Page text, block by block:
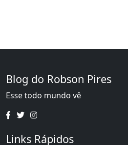
Blog do Robson Pires
Esse todo mundo vê
Links Rápidos